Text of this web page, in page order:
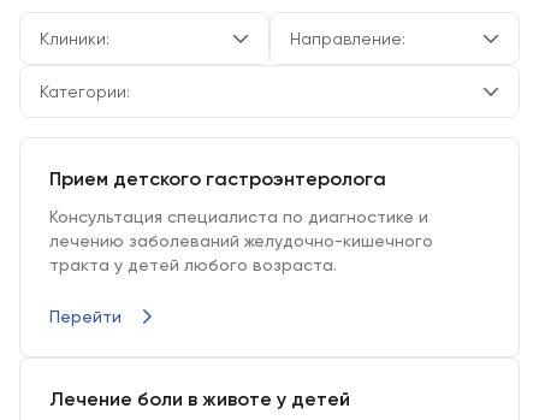
Клиники: Направление:
Категории:
Прием детского гастроэнтеролога
Консультация специалиста по диагностике и
лечению заболеваний желудочно-кишечного
тракта у детей любого возраста.
Перейти
Лечение боли в животе у детей